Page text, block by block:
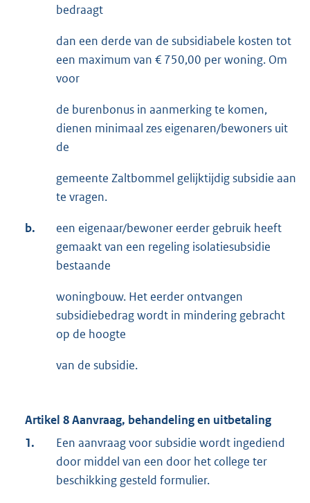
bedraagt
dan een derde van de subsidiabele kosten tot
een maximum van € 750,00 per woning. Om
voor
de burenbonus in aanmerking te komen,
dienen minimaal zes eigenaren/bewoners uit
de
gemeente Zaltbommel gelijktijdig subsidie aan
te vragen.
b.
een eigenaar/bewoner eerder gebruik heeft
gemaakt van een regeling isolatiesubsidie
bestaande
woningbouw. Het eerder ontvangen
subsidiebedrag wordt in mindering gebracht
op de hoogte
van de subsidie.
Artikel 8 Aanvraag, behandeling en uitbetaling
1.
Een aanvraag voor subsidie wordt ingediend
door middel van een door het college ter
beschikking gesteld formulier.